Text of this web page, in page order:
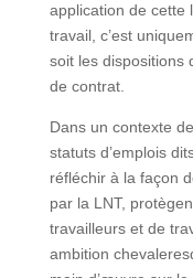
application de cette
travail, c’est
soit les dispositions
de contrat.
Dans un contexte
statuts d’emplois
réfléchir à la façon
par la LNT,
travailleurs et de
ambition